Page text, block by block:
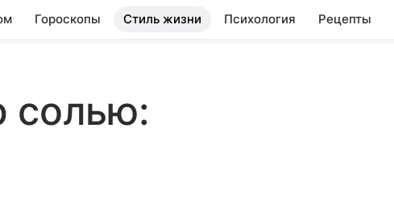
Гороскопы Стиль жизни Психология Рецепты
солью: